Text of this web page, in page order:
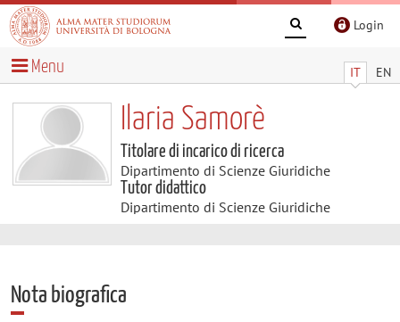
Login
IT EN
Menu
Ilaria Samorè
Titolare di incarico di ricerca
Dipartimento di Scienze Giuridiche
Tutor didattico
Dipartimento di Scienze Giuridiche
Nota biografica